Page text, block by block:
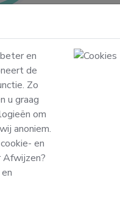
je stomen of
een waszak
die wij al
en
de
Zo
u graag
om
anoniem.
en
Afwijzen?